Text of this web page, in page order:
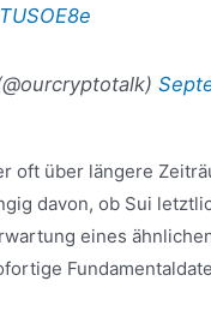
oft über längere
davon, ob Sui
eines